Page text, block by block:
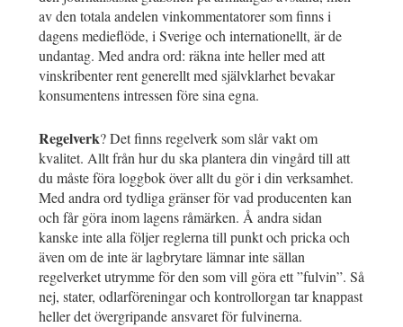
av den totala andelen vinkommentatorer som finns i
dagens medieflöde, i Sverige och internationellt, är de
undantag. Med andra ord: räkna inte heller med att
vinskribenter rent generellt med självklarhet bevakar
konsumentens intressen före sina egna.
Regelverk? Det finns regelverk som slår vakt om
kvalitet. Allt från hur du ska plantera din vingård till att
du måste föra loggbok över allt du gör i din verksamhet.
Med andra ord tydliga gränser för vad producenten kan
och får göra inom lagens råmärken. Å andra sidan
kanske inte alla följer reglerna till punkt och pricka och
även om de inte är lagbrytare lämnar inte sällan
regelverket utrymme för den som vill göra ett ”fulvin”. Så
nej, stater, odlarföreningar och kontrollorgan tar knappast
heller det övergripande ansvaret för fulvinerna.